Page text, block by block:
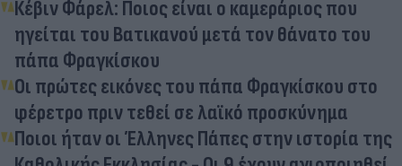
Κέβιν Φάρελ: Ποιος είναι ο καμεράριος που
ηγείται του Βατικανού μετά τον θάνατο του
πάπα Φραγκίσκου
Οι πρώτες εικόνες του πάπα Φραγκίσκου στο
φέρετρο πριν τεθεί σε λαϊκό προσκύνημα
Ποιοι ήταν οι Έλληνες Πάπες στην ιστορία της